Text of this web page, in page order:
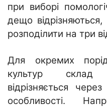
при виборі
дещо
розподілити на три
Для окремих
культур склад
відрізняється через
особливості.